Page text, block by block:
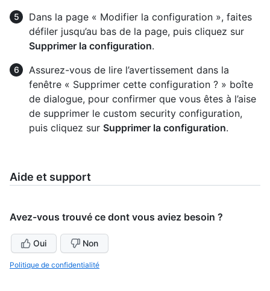
Dans la page « Modifier la configuration », faites
défiler jusqu’au bas de la page, puis cliquez sur
Supprimer la configuration.
Assurez-vous de lire l’avertissement dans la
fenêtre « Supprimer cette configuration ? » boîte
de dialogue, pour confirmer que vous êtes à l’aise
de supprimer le custom security configuration,
puis cliquez sur Supprimer la configuration.
Aide et support
Avez-vous trouvé ce dont vous aviez besoin ?
Oui Non
Politique de confidentialité